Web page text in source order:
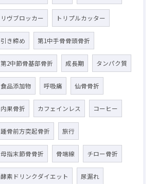
リヴブロッカー トリプルカッター
引き締め 第1中手骨骨頭骨折
第2中節骨基部骨折 成長期 タンパク質
食品添加物 呼吸痛 仙骨骨折
内果骨折 カフェインレス コーヒー
踵骨前方突起骨折 旅行
母指末節骨骨折 骨端線 チロー骨折
酵素ドリンクダイエット 尿漏れ